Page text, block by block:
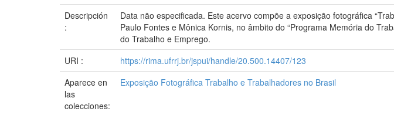
Descripción
:
Data não especificada. Este acervo compõe a exposição fotográfica
Paulo Fontes e Mônica Kornis, no âmbito do “Programa Memória do
do Trabalho e Emprego.
URI :
https://rima.ufrrj.br/jspui/handle/20.500.14407/123
Aparece en
las
colecciones:
Exposição Fotográfica Trabalho e Trabalhadores no Brasil